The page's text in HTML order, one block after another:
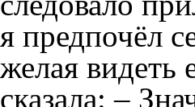
я предпочёл
желая видеть
сказала: –